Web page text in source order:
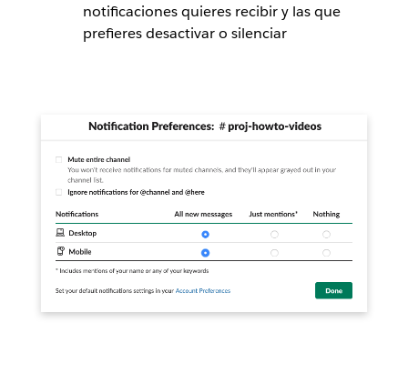
notificaciones quieres recibir y las que
prefieres desactivar o silenciar